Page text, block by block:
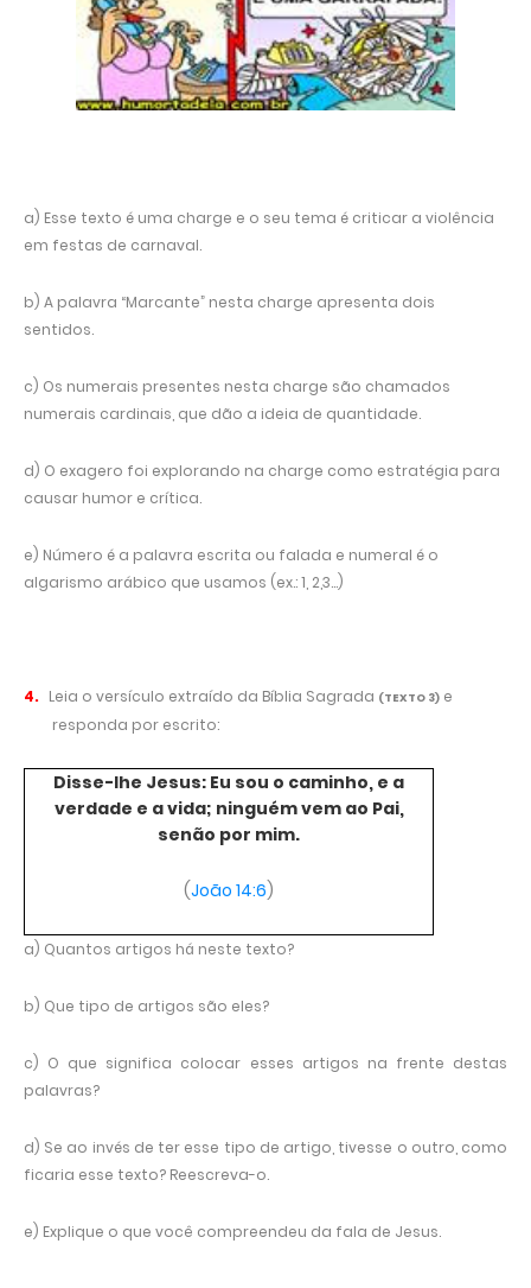
a) Esse texto é uma charge e o seu tema é criticar a violência
em festas de carnaval.
b) A palavra “Marcante” nesta charge apresenta dois
sentidos.
c) Os numerais presentes nesta charge são chamados
numerais cardinais, que dão a ideia de quantidade.
d) O exagero foi explorando na charge como estratégia para
causar humor e crítica.
e) Número é a palavra escrita ou falada e numeral é o
algarismo arábico que usamos (ex.: 1, 2,3...)
4. Leia o versículo extraído da Bíblia Sagrada (TEXTO 3) e
responda por escrito:
Disse-lhe Jesus: Eu sou o caminho, e a
verdade e a vida; ninguém vem ao Pai,
senão por mim.
(João 14:6)
a) Quantos artigos há neste texto?
b) Que tipo de artigos são eles?
c) O que significa colocar esses artigos na frente destas
palavras?
d) Se ao invés de ter esse tipo de artigo, tivesse o outro, como
ficaria esse texto? Reescreva-o.
e) Explique o que você compreendeu da fala de Jesus.